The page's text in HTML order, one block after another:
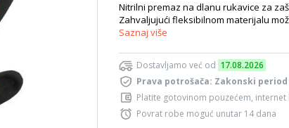
Nitrilni premaz na dlanu rukavice za
Zahvaljujući fleksibilnom materijalu
Saznaj više
Dostavljamo već od 17.08.2026
Prava potrošača: Zakonski
Platite gotovinom pouzećem,
Povrat robe moguć unutar 14 dana